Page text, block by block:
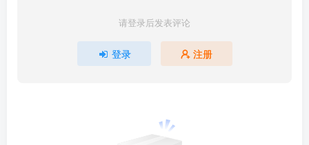
请登录后发表评论
登录 注册